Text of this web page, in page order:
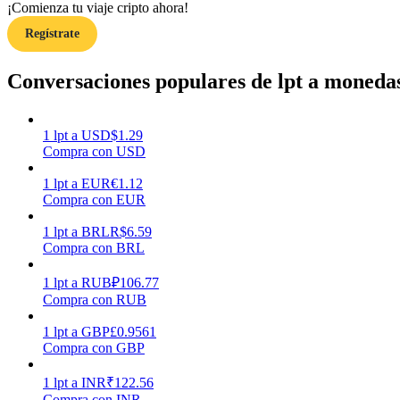
Guía
Estrategias comerciales
Aprenda cómo mantenerse rentable
¡Comienza tu viaje cripto ahora!
Regístrate
Conversaciones populares de lpt a
1 lpt a USD$1.29
Compra con USD
1 lpt a EUR€1.12
Compra con EUR
1 lpt a BRLR$6.59
Compra con BRL
1 lpt a RUB₽106.77
Compra con RUB
1 lpt a GBP£0.9561
Compra con GBP
1 lpt a INR₹122.56